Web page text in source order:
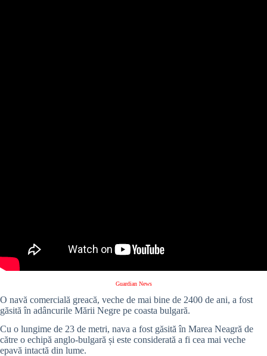
Guardian News
O navă comercială greacă, veche de mai bine de 2400 de ani, a fost
găsită în adâncurile Mării Negre pe coasta bulgară.
Cu o lungime de 23 de metri, nava a fost găsită în Marea Neagră de
către o echipă anglo-bulgară și este considerată a fi cea mai veche
epavă intactă din lume.